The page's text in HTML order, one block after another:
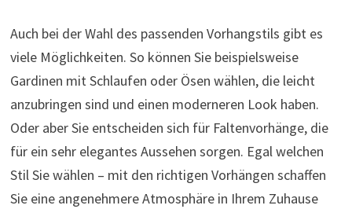
Auch bei der Wahl des passenden Vorhangstils gibt es
viele Möglichkeiten. So können Sie beispielsweise
Gardinen mit Schlaufen oder Ösen wählen, die leicht
anzubringen sind und einen moderneren Look haben.
Oder aber Sie entscheiden sich für Faltenvorhänge, die
für ein sehr elegantes Aussehen sorgen. Egal welchen
Stil Sie wählen – mit den richtigen Vorhängen schaffen
Sie eine angenehmere Atmosphäre in Ihrem Zuhause